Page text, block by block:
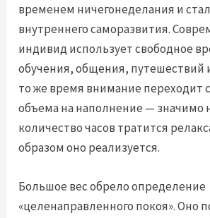
временем ничегонеделания и
внутреннего саморазвития.
индивид использует свободное
обучения, общения, путешествий
то же время внимание переходит
объема на наполнение — значимо
количество часов тратится
образом оно реализуется.
Большое вес обрело определение
«целенаправленного покоя». Оно